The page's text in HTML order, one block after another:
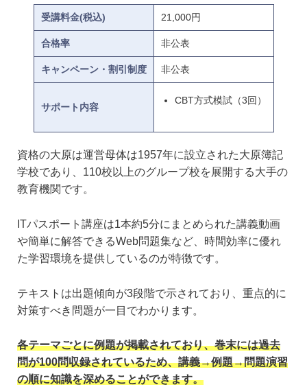
受講料金(税込) 21,000円
合格率 非公表
キャンペーン・割引制度 非公表
サポート内容
CBT方式模試（3回）
資格の大原は運営母体は1957年に設立された大原簿記
学校であり、110校以上のグループ校を展開する大手の
教育機関です。
ITパスポート講座は1本約5分にまとめられた講義動画
や簡単に解答できるWeb問題集など、時間効率に優れ
た学習環境を提供しているのが特徴です。
テキストは出題傾向が3段階で示されており、重点的に
対策すべき問題が一目でわかります。
各テーマごとに例題が掲載されており、巻末には過去
問が100問収録されているため、講義→例題→問題演習
の順に知識を深めることができます。